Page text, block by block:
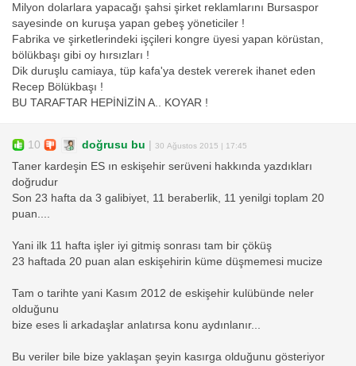
Milyon dolarlara yapacağı şahsi şirket reklamlarını Bursaspor
sayesinde on kuruşa yapan gebeş yöneticiler !
Fabrika ve şirketlerindeki işçileri kongre üyesi yapan körüstan,
bölükbaşı gibi oy hırsızları !
Dik duruşlu camiaya, tüp kafa'ya destek vererek ihanet eden
Recep Bölükbaşı !
BU TARAFTAR HEPİNİZİN A.. KOYAR !
10 doğrusu bu | 30 Ağustos 2015 | 17:45
Taner kardeşin ES ın eskişehir serüveni hakkında yazdıkları
doğrudur
Son 23 hafta da 3 galibiyet, 11 beraberlik, 11 yenilgi toplam 20
puan....
Yani ilk 11 hafta işler iyi gitmiş sonrası tam bir çöküş
23 haftada 20 puan alan eskişehirin küme düşmemesi mucize
Tam o tarihte yani Kasım 2012 de eskişehir kulübünde neler
olduğunu
bize eses li arkadaşlar anlatırsa konu aydınlanır...
Bu veriler bile bize yaklaşan şeyin kasırga olduğunu gösteriyor